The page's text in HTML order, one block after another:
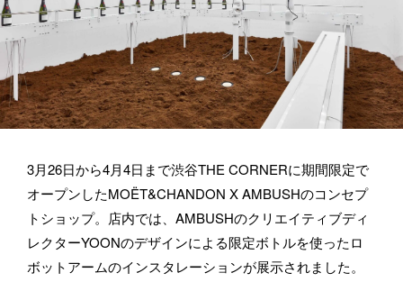
3月26日から4月4日まで渋谷THE CORNERに期間限定で
オープンしたMOËT&CHANDON X AMBUSHのコンセプ
トショップ。店内では、AMBUSHのクリエイティブディ
レクターYOONのデザインによる限定ボトルを使ったロ
ボットアームのインスタレーションが展示されました。
メールアドレス
所属